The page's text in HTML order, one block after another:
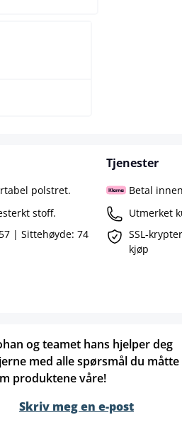
polstret.
stoff.
| Sittehøyde: 74
Tjenester
Betal
Utmerket
SSL-
kjøp
og teamet hans hjelper deg
med alle spørsmål du måtte
produktene våre!
Skriv meg en e-post